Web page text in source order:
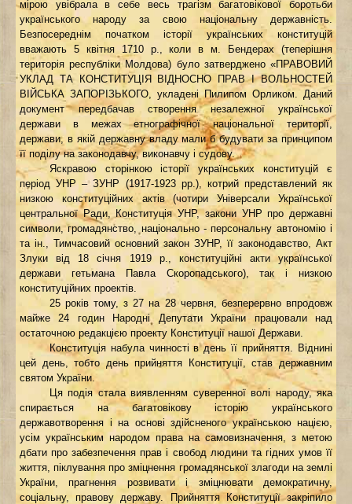
мірою увібрала в себе весь трагізм багатовікової боротьби
українського народу за свою національну державність.
Безпосереднім початком історії українських конституцій
вважають 5 квітня 1710 р., коли в м. Бендерах (теперішня
територія республіки Молдова) було затверджено «ПРАВОВИЙ
УКЛАД ТА КОНСТИТУЦІЯ ВІДНОСНО ПРАВ І ВОЛЬНОСТЕЙ
ВІЙСЬКА ЗАПОРІЗЬКОГО, укладені Пилипом Орликом. Даний
документ передбачав створення незалежної української
держави в межах етнографічної національної території,
держави, в якій державну владу мали б будувати за принципом
її поділу на законодавчу, виконавчу і судову.
Яскравою сторінкою історії українських конституцій є
період УНР – ЗУНР (1917-1923 рр.), котрий представлений як
низкою конституційних актів (чотири Універсали Української
центральної Ради, Конституція УНР, закони УНР про державні
символи, громадянство, національно - персональну автономію і
та ін., Тимчасовий основний закон ЗУНР, її законодавство, Акт
Злуки від 18 січня 1919 р., конституційні акти української
держави гетьмана Павла Скоропадського), так і низкою
конституційних проектів.
25 рокiв тому, з 27 на 28 червня, безперервно впродовж
майже 24 годин Народнi Депутати України працювали над
остаточною редакцією проекту Конституції нашої Держави.
Конституція набула чинності в день її прийняття. Віднині
цей день, тобто день прийняття Конституції, став державним
святом України.
Ця подія стала виявленням суверенної волі народу, яка
спирається на багатовікову історію українського
державотворення і на основі здійсненого українською нацією,
усім українським народом права на самовизначення, з метою
дбати про забезпечення прав і свобод людини та гідних умов її
життя, піклування про зміцнення громадянської злагоди на землі
України, прагнення розвивати і зміцнювати демократичну,
соціальну, правову державу. Прийняття Конституції закріпило